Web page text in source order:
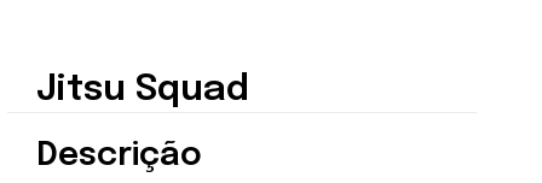
Jitsu Squad
Descrição